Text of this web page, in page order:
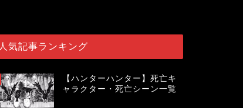
人気記事ランキング
【ハンターハンター】死亡キ
ャラクター・死亡シーン一覧